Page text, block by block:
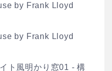
by Frank Lloyd
by Frank Lloyd
ト風明かり窓01 - 構